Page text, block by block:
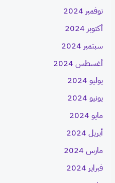
نوفمبر 2024
أكتوبر 2024
سبتمبر 2024
أغسطس 2024
يوليو 2024
يونيو 2024
مايو 2024
أبريل 2024
مارس 2024
فبراير 2024